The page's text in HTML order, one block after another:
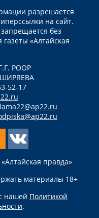
разрешается
на сайт.
без
«Алтайская
РООР
ШИРЯЕВА
52-17
правда»
материалы 18+
нашей Политикой
.